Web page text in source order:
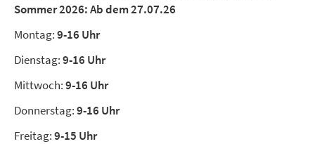
Sommer 2026:Ab dem 27.07.26
Montag:9-16 Uhr
Dienstag:9-16 Uhr
Mittwoch:9-16 Uhr
Donnerstag:9-16 Uhr
Freitag:9-15 Uhr